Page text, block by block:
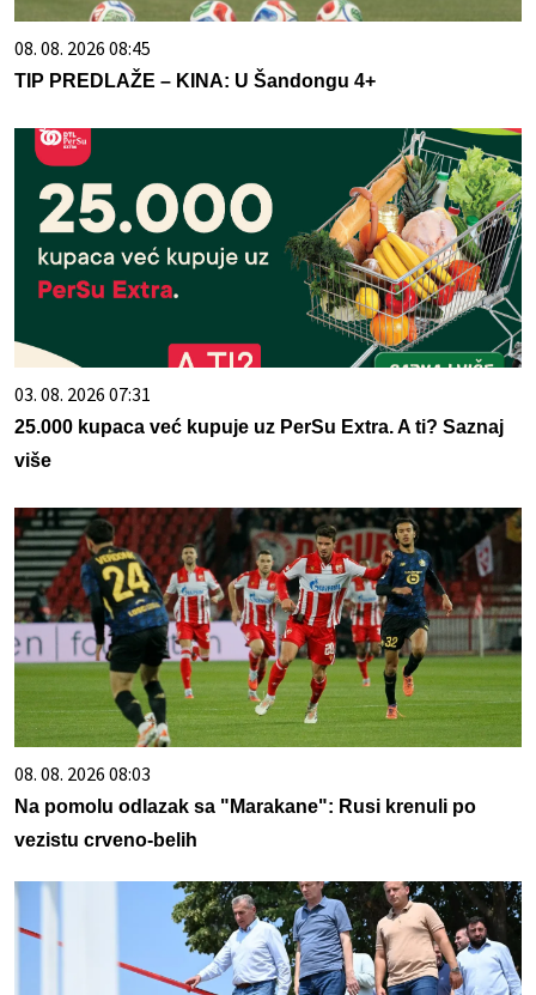
08. 08. 2026 08:45
TIP PREDLAŽE – KINA: U Šandongu 4+
03. 08. 2026 07:31
25.000 kupaca već kupuje uz PerSu Extra. A ti? Saznaj
više
08. 08. 2026 08:03
Na pomolu odlazak sa "Marakane": Rusi krenuli po
vezistu crveno-belih